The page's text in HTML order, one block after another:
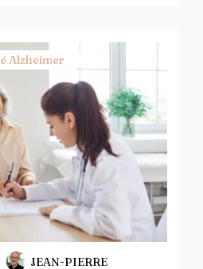
Alzheimer
JEAN-PIERRE